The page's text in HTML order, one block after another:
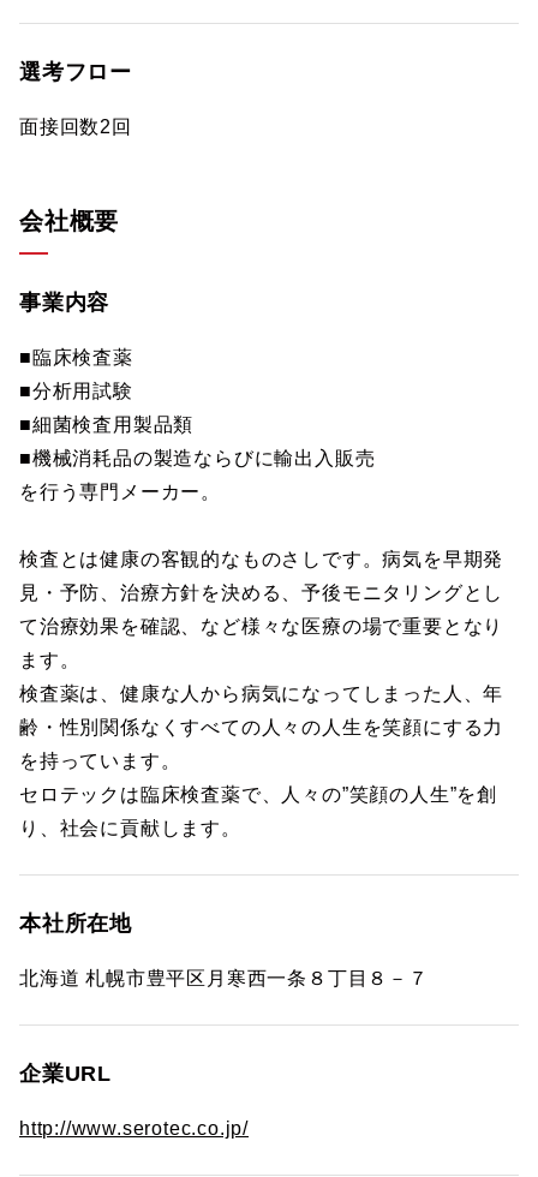
選考フロー
面接回数2回
会社概要
事業内容
■臨床検査薬
■分析用試験
■細菌検査用製品類
■機械消耗品の製造ならびに輸出入販売
を行う専門メーカー。
検査とは健康の客観的なものさしです。病気を早期発
見・予防、治療方針を決める、予後モニタリングとし
て治療効果を確認、など様々な医療の場で重要となり
ます。
検査薬は、健康な人から病気になってしまった人、年
齢・性別関係なくすべての人々の人生を笑顔にする力
を持っています。
セロテックは臨床検査薬で、人々の”笑顔の人生”を創
り、社会に貢献します。
本社所在地
北海道 札幌市豊平区月寒西一条８丁目８－７
企業URL
http://www.serotec.co.jp/